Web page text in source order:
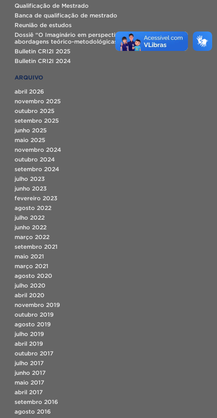
Qualificação de Mestrado
Banca de qualificação de mestrado
Reunião de estudos
Dossiê “O Imaginário em perspectiva latino-americana:
abordagens teórico-metodológicas e novos usos.”.
Bulletin CRI2I 2025
Bulletin CRI2I 2024
ARQUIVO
abril 2026
novembro 2025
outubro 2025
setembro 2025
junho 2025
maio 2025
novembro 2024
outubro 2024
setembro 2024
julho 2023
junho 2023
fevereiro 2023
agosto 2022
julho 2022
junho 2022
março 2022
setembro 2021
maio 2021
março 2021
agosto 2020
julho 2020
abril 2020
novembro 2019
outubro 2019
agosto 2019
julho 2019
abril 2019
outubro 2017
julho 2017
junho 2017
maio 2017
abril 2017
setembro 2016
agosto 2016